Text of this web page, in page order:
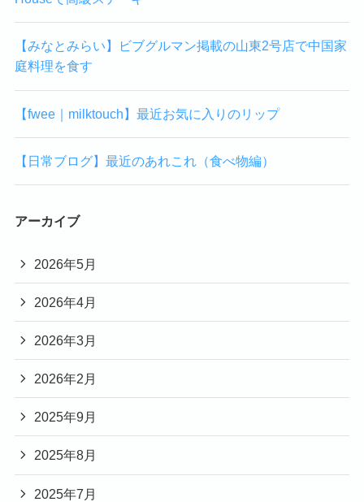
【みなとみらい】ビブグルマン掲載の山東2号店で中国家
庭料理を食す
【fwee｜milktouch】最近お気に入りのリップ
【日常ブログ】最近のあれこれ（食べ物編）
アーカイブ
2026年5月
2026年4月
2026年3月
2026年2月
2025年9月
2025年8月
2025年7月